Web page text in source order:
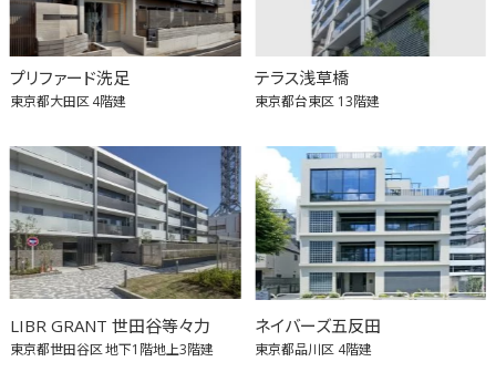
プリファード洗足
東京都大田区4階建
テラス浅草橋
東京都台東区 13階建
LIBR GRANT 世田谷等々力
東京都世田谷区地下1階地上3階建
ネイバーズ五反田
東京都品川区 4階建